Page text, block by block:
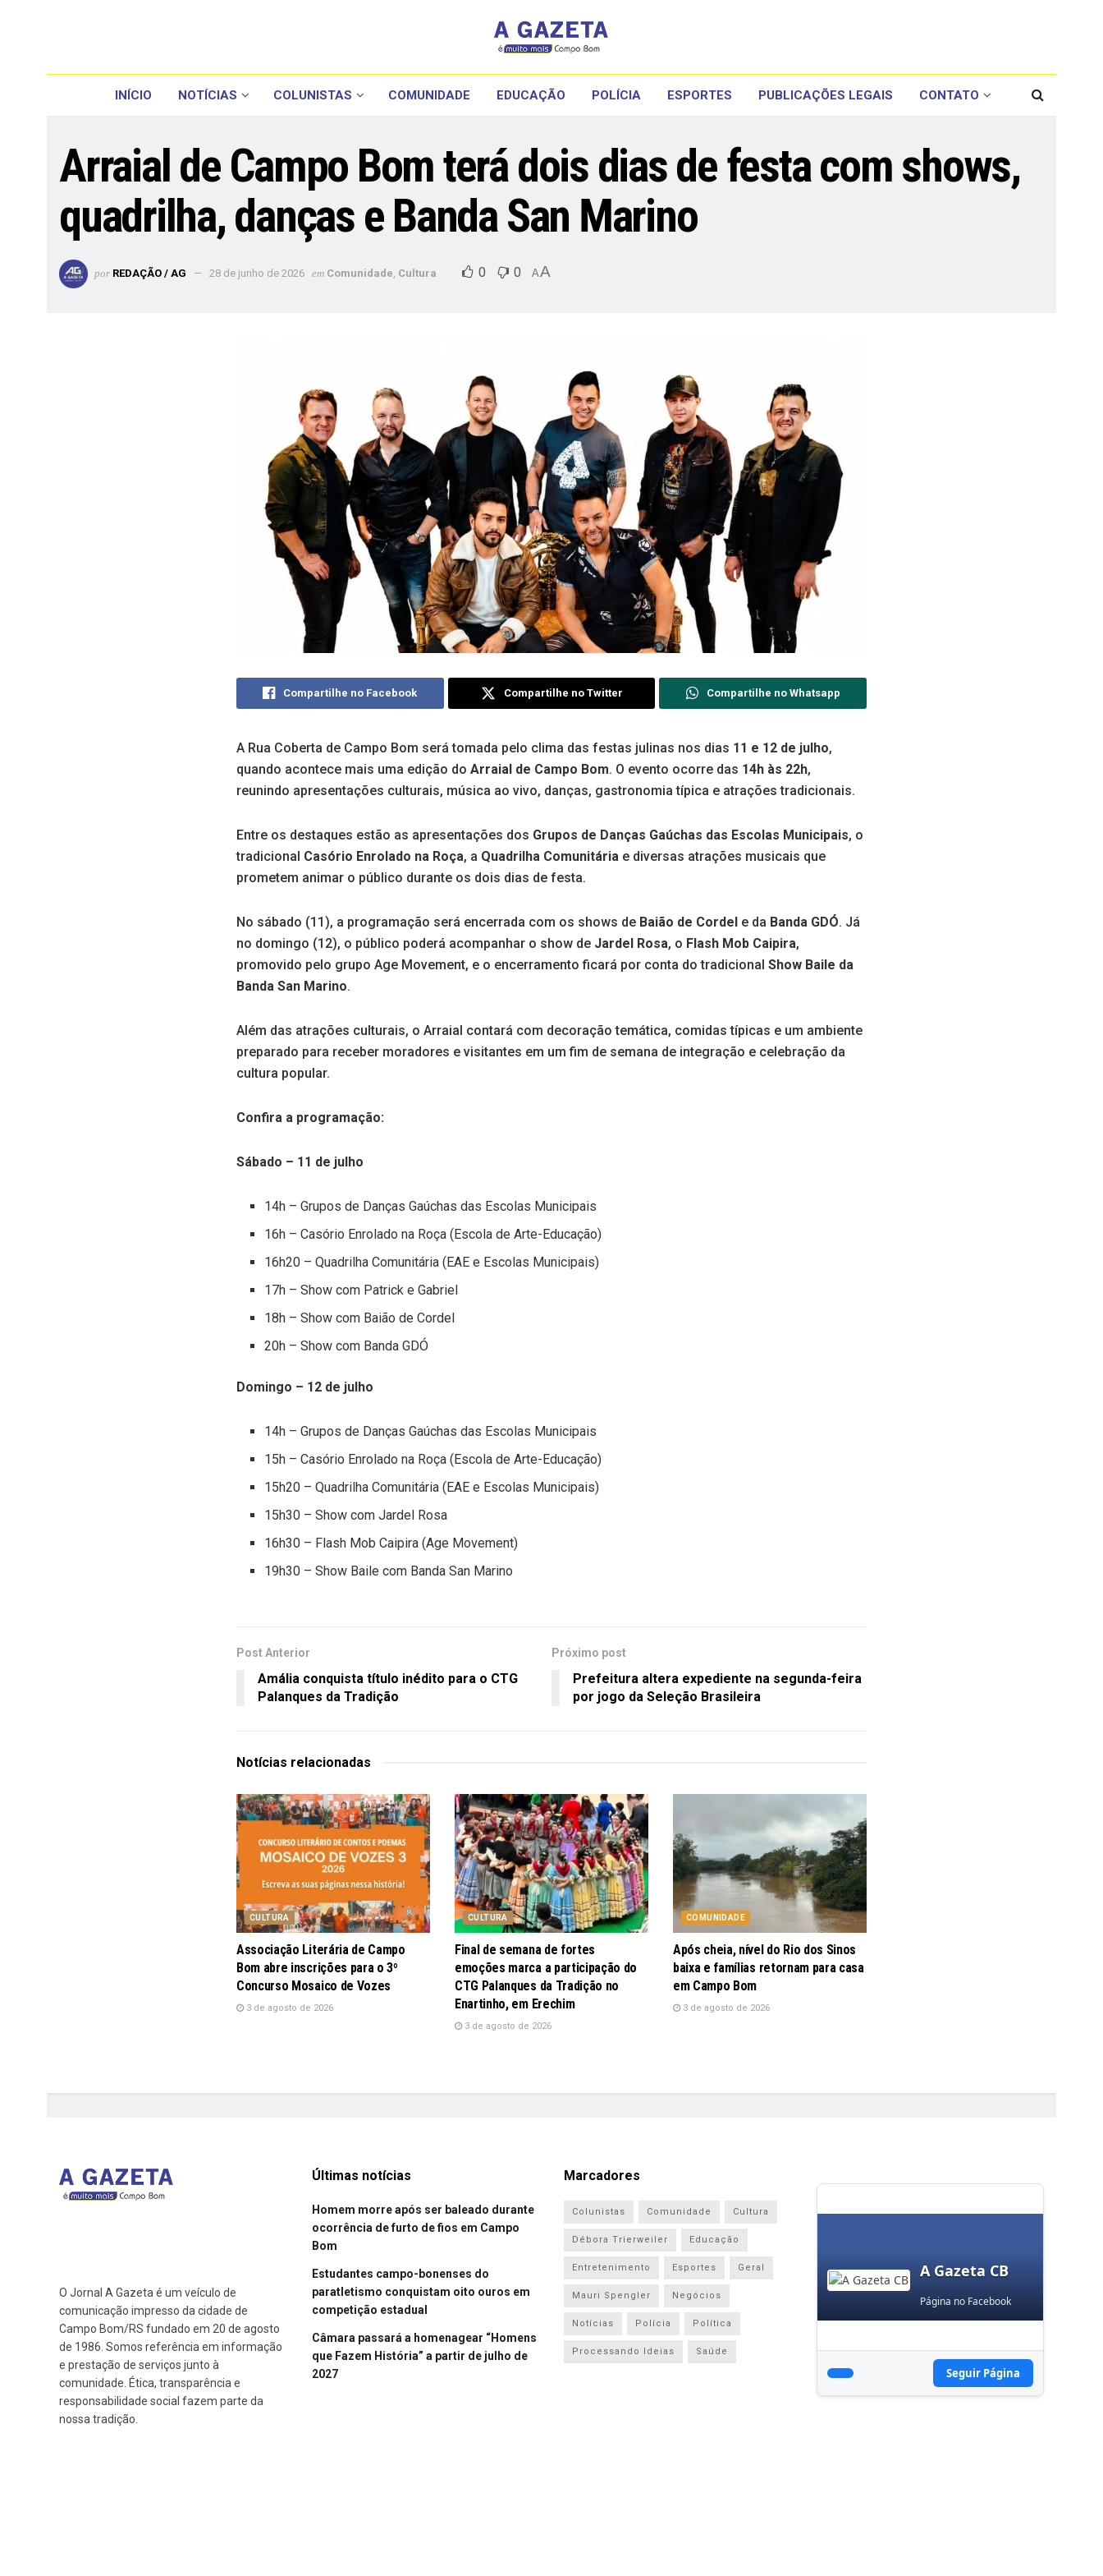
INÍCIO NOTÍCIAS COLUNISTAS COMUNIDADE EDUCAÇÃO POLÍCIA ESPORTES PUBLICAÇÕES LEGAIS CONTATO
Arraial de Campo Bom terá dois dias de festa com shows,
quadrilha, danças e Banda San Marino
por REDAÇÃO / AG 28 de junho de 2026 em Comunidade, Cultura 0 0 AA
Compartilhe no Facebook Compartilhe no Twitter Compartilhe no Whatsapp
A Rua Coberta de Campo Bom será tomada pelo clima das festas julinas nos dias 11 e 12 de julho,
quando acontece mais uma edição do Arraial de Campo Bom. O evento ocorre das 14h às 22h,
reunindo apresentações culturais, música ao vivo, danças, gastronomia típica e atrações tradicionais.
Entre os destaques estão as apresentações dos Grupos de Danças Gaúchas das Escolas Municipais, o
tradicional Casório Enrolado na Roça, a Quadrilha Comunitária e diversas atrações musicais que
prometem animar o público durante os dois dias de festa.
No sábado (11), a programação será encerrada com os shows de Baião de Cordel e da Banda GDÓ. Já
no domingo (12), o público poderá acompanhar o show de Jardel Rosa, o Flash Mob Caipira,
promovido pelo grupo Age Movement, e o encerramento ficará por conta do tradicional Show Baile da
Banda San Marino.
Além das atrações culturais, o Arraial contará com decoração temática, comidas típicas e um ambiente
preparado para receber moradores e visitantes em um fim de semana de integração e celebração da
cultura popular.
Confira a programação:
Sábado – 11 de julho
14h – Grupos de Danças Gaúchas das Escolas Municipais
16h – Casório Enrolado na Roça (Escola de Arte-Educação)
16h20 – Quadrilha Comunitária (EAE e Escolas Municipais)
17h – Show com Patrick e Gabriel
18h – Show com Baião de Cordel
20h – Show com Banda GDÓ
Domingo – 12 de julho
14h – Grupos de Danças Gaúchas das Escolas Municipais
15h – Casório Enrolado na Roça (Escola de Arte-Educação)
15h20 – Quadrilha Comunitária (EAE e Escolas Municipais)
15h30 – Show com Jardel Rosa
16h30 – Flash Mob Caipira (Age Movement)
19h30 – Show Baile com Banda San Marino
Post Anterior
Amália conquista título inédito para o CTG
Palanques da Tradição
Próximo post
Prefeitura altera expediente na segunda-feira
por jogo da Seleção Brasileira
Notícias relacionadas
CULTURA
Associação Literária de Campo
Bom abre inscrições para o 3º
Concurso Mosaico de Vozes
3 de agosto de 2026
CULTURA
Final de semana de fortes
emoções marca a participação do
CTG Palanques da Tradição no
Enartinho, em Erechim
3 de agosto de 2026
COMUNIDADE
Após cheia, nível do Rio dos Sinos
baixa e famílias retornam para casa
em Campo Bom
3 de agosto de 2026
O Jornal A Gazeta é um veículo de
comunicação impresso da cidade de
Campo Bom/RS fundado em 20 de agosto
de 1986. Somos referência em informação
e prestação de serviços junto à
comunidade. Ética, transparência e
responsabilidade social fazem parte da
nossa tradição.
Últimas notícias
Homem morre após ser baleado durante
ocorrência de furto de fios em Campo
Bom
Estudantes campo-bonenses do
paratletismo conquistam oito ouros em
competição estadual
Câmara passará a homenagear “Homens
que Fazem História” a partir de julho de
2027
Marcadores
Colunistas Comunidade Cultura
Débora Trierweiler Educação
Entretenimento Esportes Geral
Mauri Spengler Negócios
Notícias Polícia Política
Processando Ideias Saúde
A Gazeta CB
Página no Facebook
Seguir Página